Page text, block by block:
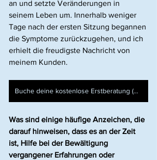
an und setzte Veränderungen in
seinem Leben um. Innerhalb weniger
Tage nach der ersten Sitzung begannen
die Symptome zurückzugehen, und ich
erhielt die freudigste Nachricht von
meinem Kunden.
Buche deine kostenlose Erstberatung (Consultation Call)
Was sind einige häufige Anzeichen, die
darauf hinweisen, dass es an der Zeit
ist, Hilfe bei der Bewältigung
vergangener Erfahrungen oder